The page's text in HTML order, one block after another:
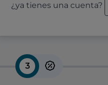
¿ya tienes una cuenta?
3